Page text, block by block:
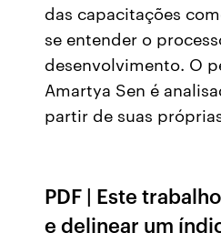
das capacitações
se entender o
desenvolvimento. O
Amartya Sen é
partir de suas
PDF | Este
e delinear um